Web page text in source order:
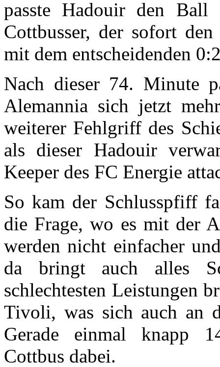
passte Hadouir den
Cottbusser, der sofort
mit dem entscheidenden
Nach dieser 74. Minute
Alemannia sich jetzt
weiterer Fehlgriff des
als dieser Hadouir
Keeper des FC Energie
So kam der Schlusspfiff
die Frage, wo es mit der
werden nicht einfacher
da bringt auch alles
schlechtesten Leistungen
Tivoli, was sich auch an
Gerade einmal knapp
Cottbus dabei.